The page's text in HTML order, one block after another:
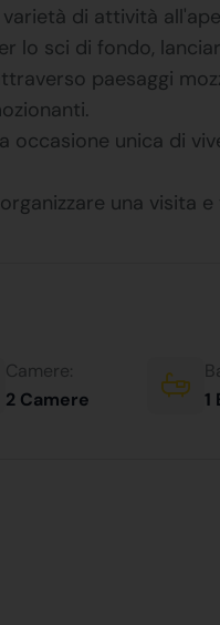
di attività
lo sci di fondo,
paesaggi
occasione unica di
una visita
Camere:
2 Camere
1